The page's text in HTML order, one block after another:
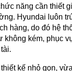
năng cần thiết
Hyundai luôn
hàng, do đó hệ
không kém, phục
kế nhỏ gọn,